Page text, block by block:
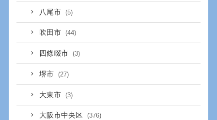
八尾市 (5)
吹田市 (44)
四條畷市 (3)
堺市 (27)
大東市 (3)
大阪市中央区 (376)